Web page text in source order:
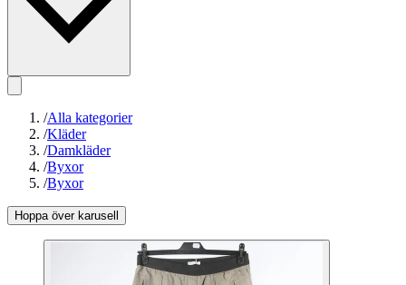
/Alla kategorier
/Kläder
/Damkläder
/Byxor
/Byxor
Hoppa över karusell